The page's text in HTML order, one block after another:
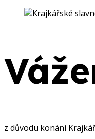
z důvodu konání